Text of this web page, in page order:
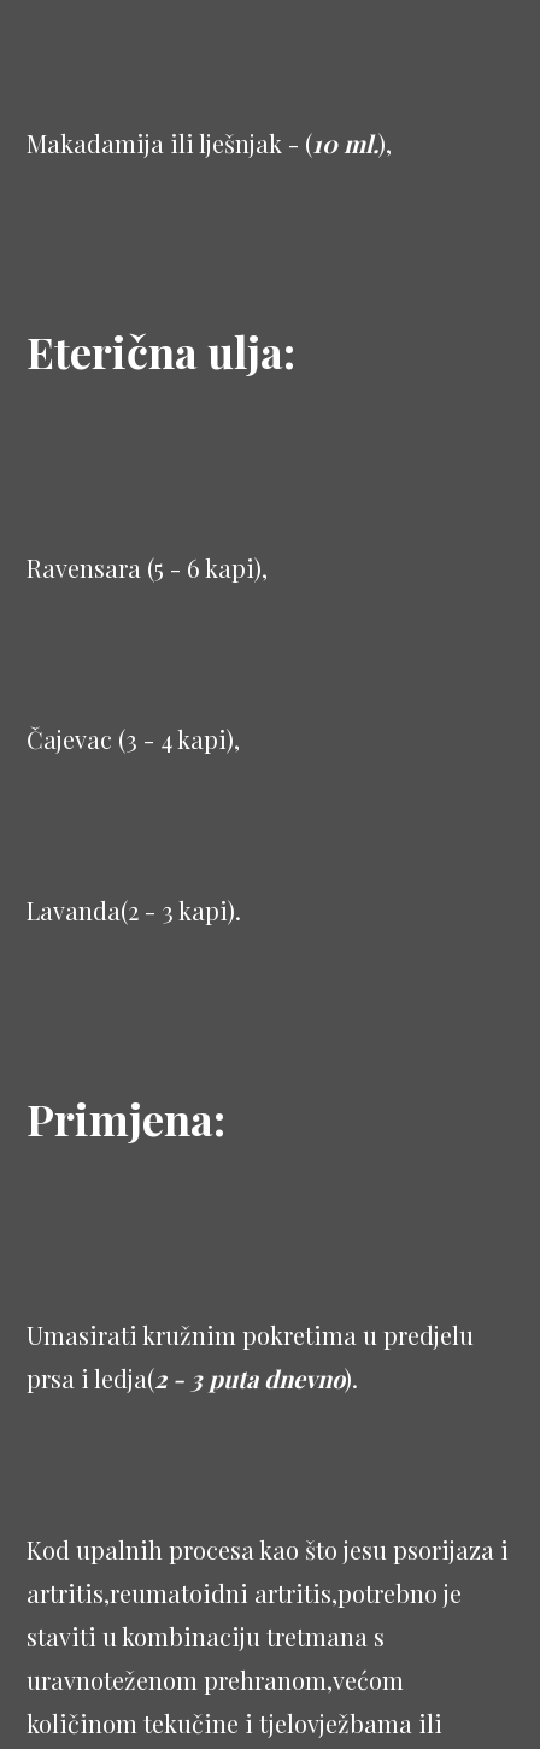
Makadamija ili lješnjak - (10 ml.),
Eterična ulja:
Ravensara (5 - 6 kapi),
Čajevac (3 - 4 kapi),
Lavanda(2 - 3 kapi).
Primjena:
Umasirati kružnim pokretima u predjelu
prsa i ledja(2 - 3 puta dnevno).
Kod upalnih procesa kao što jesu psorijaza i
artritis,reumatoidni artritis,potrebno je
staviti u kombinaciju tretmana s
uravnoteženom prehranom,većom
količinom tekučine i tjelovježbama ili